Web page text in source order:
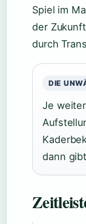
Spiel im
der
durch
DIE
Je
dann